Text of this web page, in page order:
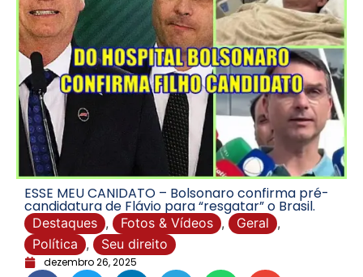
ESSE MEU CANIDATO – Bolsonaro confirma pré-
candidatura de Flávio para “resgatar” o Brasil.
Destaques , Fotos & Vídeos , Geral ,
Política , Seu direito
dezembro 26, 2025